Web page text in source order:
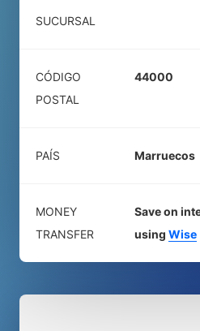
SUCURSAL
CÓDIGO
POSTAL
44000
PAÍS Marruecos
MONEY
TRANSFER
Save on
using Wise